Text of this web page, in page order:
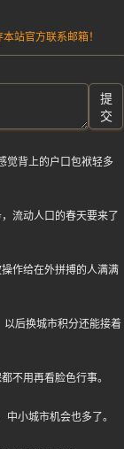
站官方联系邮箱！
提
交
觉背上的户口包袱轻多
流动人口的春天要来了
作给在外拼搏的人满满
以后换城市积分还能接着
不用再看脸色行事。
小城市机会也多了。